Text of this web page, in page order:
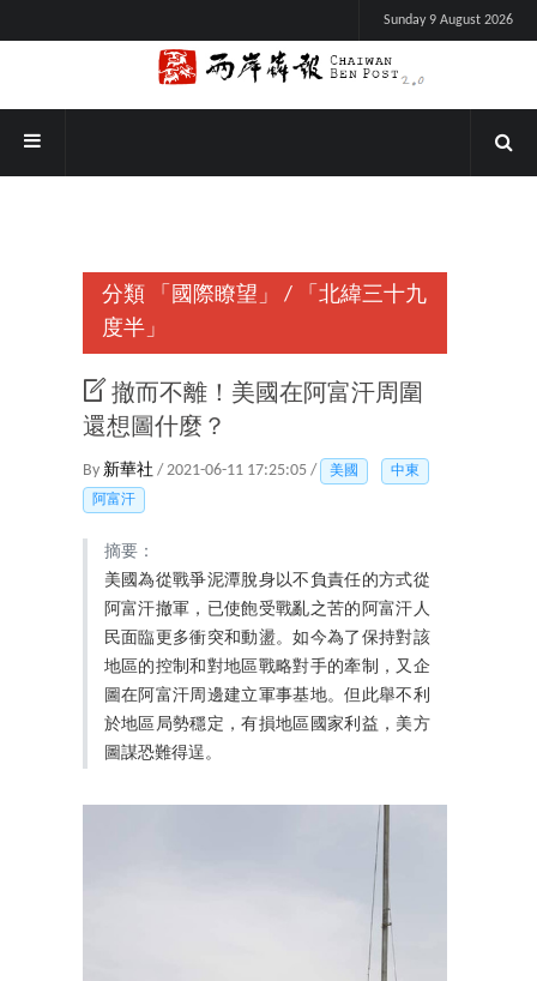
Sunday 9 August 2026
分類 「國際瞭望」 /
「北緯三十九
度半」
撤而不離！美國在阿富汗周圍
還想圖什麼？
By 新華社 / 2021-06-11 17:25:05 / 美國
中東
阿富汗
摘要：
美國為從戰爭泥潭脫身以不負責任的方式從
阿富汗撤軍，已使飽受戰亂之苦的阿富汗人
民面臨更多衝突和動盪。如今為了保持對該
地區的控制和對地區戰略對手的牽制，又企
圖在阿富汗周邊建立軍事基地。但此舉不利
於地區局勢穩定，有損地區國家利益，美方
圖謀恐難得逞。